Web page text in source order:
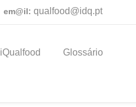
em@il: qualfood@idq.pt
iQualfood Glossário